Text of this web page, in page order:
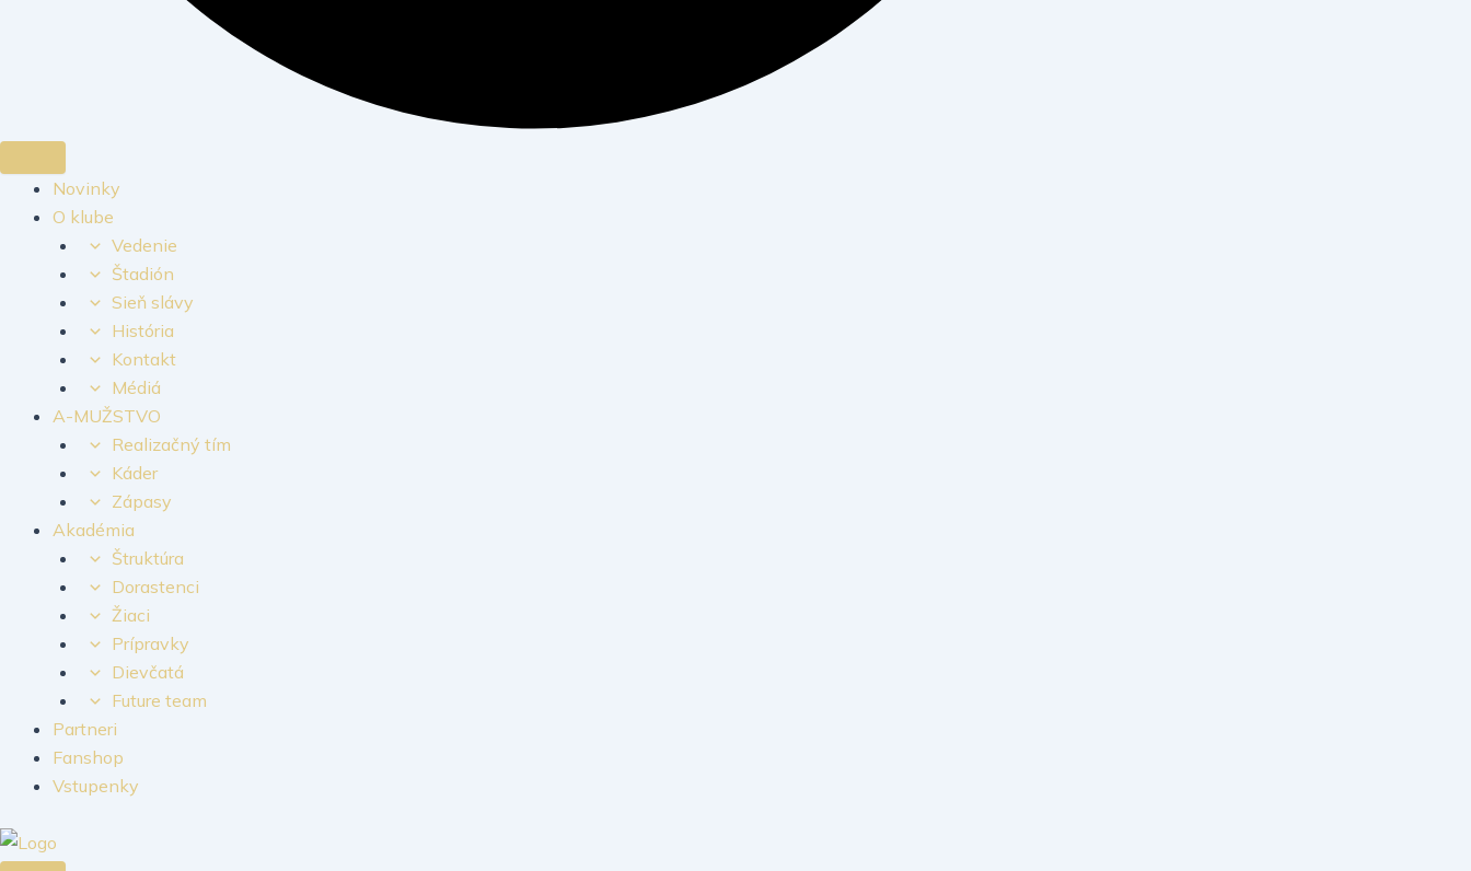
Novinky
O klube
Vedenie
Štadión
Sieň slávy
História
Kontakt
Médiá
A-MUŽSTVO
Realizačný tím
Káder
Zápasy
Akadémia
Štruktúra
Dorastenci
Žiaci
Prípravky
Dievčatá
Future team
Partneri
Fanshop
Vstupenky